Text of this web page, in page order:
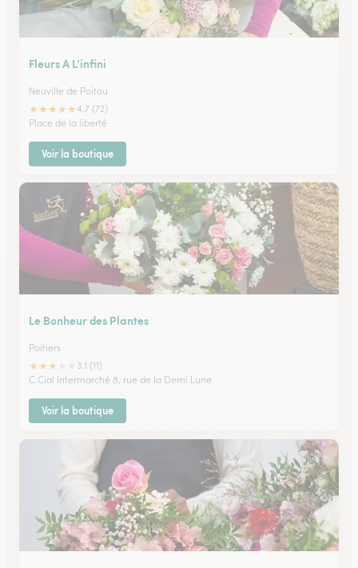
Fleurs A L’infini
Neuville de Poitou
★★★★★4.7 (72)
Place de la liberté
Voir la boutique
Le Bonheur des Plantes
Poitiers
★★★
3.1 (11)
C.Cial Intermarché 8, rue de la Demi Lune
Voir la boutique